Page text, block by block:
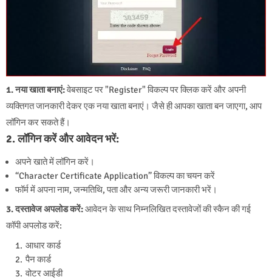
1. नया खाता बनाएं:वेबसाइट पर "Register" विकल्प पर क्लिक करें और अपनी
व्यक्तिगत जानकारी देकर एक नया खाता बनाएं। जैसे ही आपका खाता बन जाएगा, आप
लॉगिन कर सकते हैं।
2. लॉगिन करें और आवेदन भरें:
अपने खाते में लॉगिन करें।
“Character Certificate Application” विकल्प का चयन करें
फॉर्म में अपना नाम, जन्मतिथि, पता और अन्य जरूरी जानकारी भरें।
3. दस्तावेज अपलोड करें:आवेदन के साथ निम्नलिखित दस्तावेजों की स्कैन की गई
कॉपी अपलोड करें:
आधार कार्ड
पैन कार्ड
वोटर आईडी